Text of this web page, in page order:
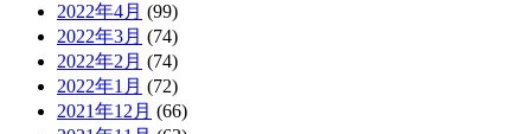
2022年4月 (99)
2022年3月 (74)
2022年2月 (74)
2022年1月 (72)
2021年12月 (66)